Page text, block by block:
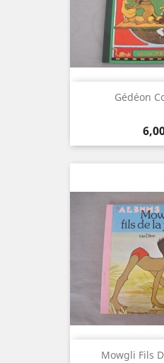
Gédéon
Prix
Mowgli Fils